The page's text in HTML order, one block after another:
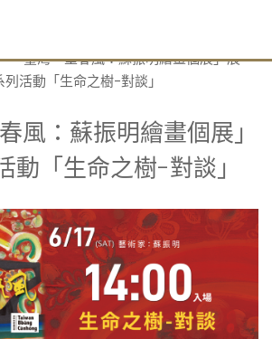
「臺灣‧望春風：蘇振明繪畫個展」展
列活動「生命之樹-對談」
風：蘇振明繪畫個展」
動「生命之樹-對談」